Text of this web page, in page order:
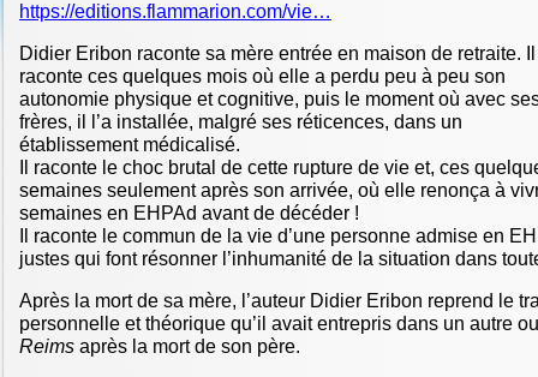
https://editions.flammarion.com/vie…
Didier Eribon raconte sa mère entrée en maison de retraite. Il
raconte ces quelques mois où elle a perdu peu à peu son
autonomie physique et cognitive, puis le moment où avec
frères, il l’a installée, malgré ses réticences, dans un
établissement médicalisé.
Il raconte le choc brutal de cette rupture de vie et, ces
semaines seulement après son arrivée, où elle renonça à
semaines en EHPAd avant de décéder !
Il raconte le commun de la vie d’une personne admise en
justes qui font résonner l’inhumanité de la situation dans
Après la mort de sa mère, l’auteur Didier Eribon reprend le
personnelle et théorique qu’il avait entrepris dans un autre
Reims après la mort de son père.